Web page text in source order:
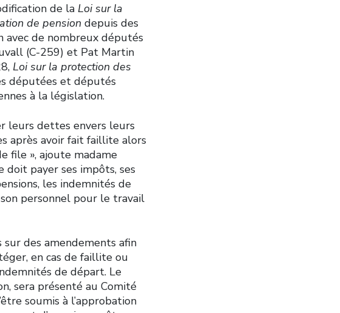
de la Loi sur la
de pension depuis des
avec de nombreux députés
(C-259) et Pat Martin
Loi sur la protection des
députées et députés
à la législation.
leurs dettes envers leurs
après avoir fait faillite alors
file », ajoute madame
doit payer ses impôts, ses
les indemnités de
personnel pour le travail
des amendements afin
en cas de faillite ou
de départ. Le
sera présenté au Comité
soumis à l’approbation